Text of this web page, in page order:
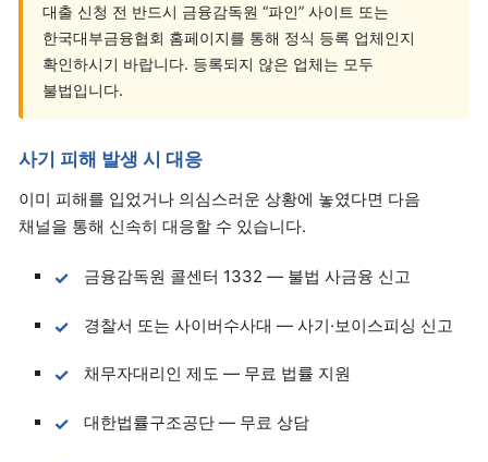
대출 신청 전 반드시 금융감독원 “파인” 사이트 또는
한국대부금융협회 홈페이지를 통해 정식 등록 업체인지
확인하시기 바랍니다. 등록되지 않은 업체는 모두
불법입니다.
사기 피해 발생 시 대응
이미 피해를 입었거나 의심스러운 상황에 놓였다면 다음
채널을 통해 신속히 대응할 수 있습니다.
금융감독원 콜센터 1332 — 불법 사금융 신고
경찰서 또는 사이버수사대 — 사기·보이스피싱 신고
채무자대리인 제도 — 무료 법률 지원
대한법률구조공단 — 무료 상담